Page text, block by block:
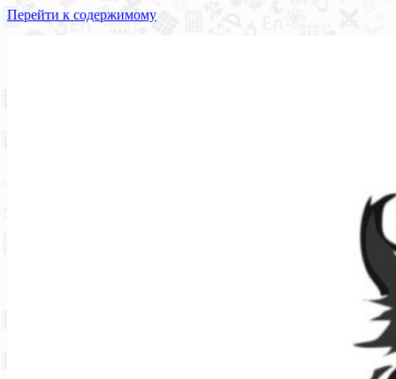
Перейти к содержимому